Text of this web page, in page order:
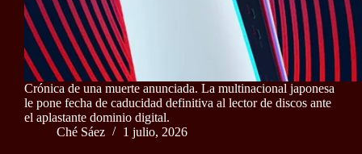
Crónica de una muerte anunciada. La multinacional japonesa
le pone fecha de caducidad definitiva al lector de discos ante
el aplastante dominio digital.
Ché Sáez
1 julio, 2026